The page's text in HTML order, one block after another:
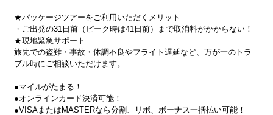
★パッケージツアーをご利用いただくメリット
・ご出発の31日前（ピーク時は41日前）まで取消料がかからない！
★現地緊急サポート
旅先での盗難・事故・体調不良やフライト遅延など、万が一のトラ
ブル時にご相談いただけます。
●マイルがたまる！
●オンラインカード決済可能！
●VISAまたはMASTERなら分割、リボ、ボーナス一括払い可能！